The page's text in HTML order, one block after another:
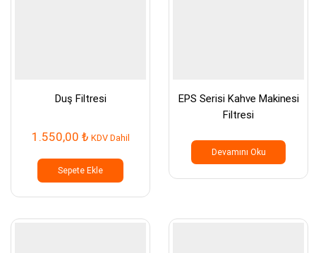
Duş Filtresi
1.550,00 ₺ KDV Dahil
Sepete Ekle
EPS Serisi Kahve Makinesi
Filtresi
Devamını Oku